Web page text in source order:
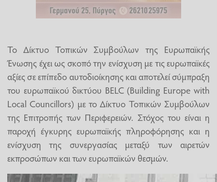
Το Δίκτυο Τοπικών Συμβούλων της Ευρωπαϊκής
Ένωσης έχει ως σκοπό την ενίσχυση με τις ευρωπαϊκές
αξίες σε επίπεδο αυτοδιοίκησης και αποτελεί σύμπραξη
του ευρωπαϊκού δικτύου BELC (Building Europe with
Local Councillors) με το Δίκτυο Τοπικών Συμβούλων
της Επιτροπής των Περιφερειών. Στόχος του είναι η
παροχή έγκυρης ευρωπαϊκής πληροφόρησης και η
ενίσχυση της συνεργασίας μεταξύ των αιρετών
εκπροσώπων και των ευρωπαϊκών θεσμών.